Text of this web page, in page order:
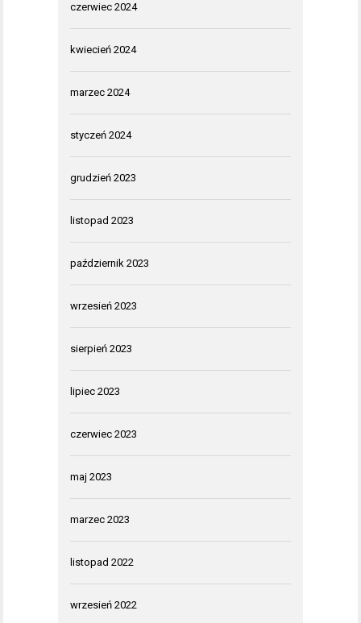
czerwiec 2024
kwiecień 2024
marzec 2024
styczeń 2024
grudzień 2023
listopad 2023
październik 2023
wrzesień 2023
sierpień 2023
lipiec 2023
czerwiec 2023
maj 2023
marzec 2023
listopad 2022
wrzesień 2022